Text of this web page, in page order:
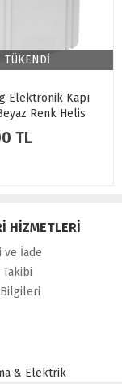
TÜKENDİ
Elektronik Kapı
Renk Helis
TL
HİZMETLERİ
ve İade
& Elektrik